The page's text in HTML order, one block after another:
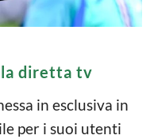
la diretta tv
in esclusiva in
per i suoi utenti